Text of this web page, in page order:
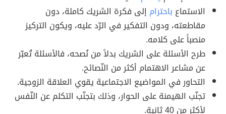
الاستماع باحترام إلى فكرة الشريك كاملة، دون
مقاطعته، ودون التفكير في الرّد عليه، ويكون التركيز
منصباً على كلامه.
طرح الأسئلة على الشريك بدلاً من نُصحه، فالأسئلة تُعبّر
عن مشاعر الاهتمام أكثر من النّصائح.
التحاور في المواضيع الاجتماعية يقوي العلاقة الزوجية.
تجنّب الهيمنة على الحوار، وذلك بتجنّب التكلم عن النّفس
لأكثر من 40 ثانية.